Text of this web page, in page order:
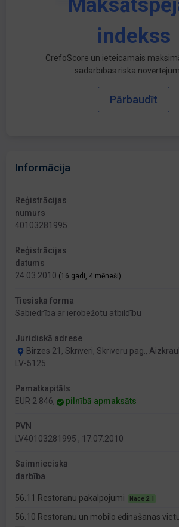
indekss
CrefoScore un ieteicamais
sadarbības riska
Pārbaudīt
Informācija
Reģistrācijas
numurs
40103281995
Reģistrācijas
datums
24.03.2010 (16 gadi, 4 mēneši)
Tiesiskā forma
Sabiedrība ar ierobežotu atbildību
Juridiskā adrese
Birzes 21, Skrīveri, Skrīveru pag.,
LV-5125
Pamatkapitāls
EUR 2 846,
pilnībā apmaksāts
PVN
LV40103281995 , 17.07.2010
Saimnieciskā
darbība
56.11 Restorānu pakalpojumi Nace 2.1
56.10 Restorānu un mobilo ēdināšanas